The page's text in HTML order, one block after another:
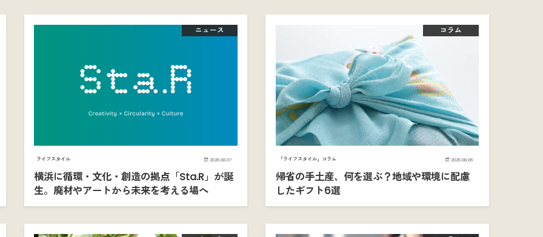
ニュース
ライフスタイル 2026.08.07
横浜に循環・文化・創造の拠点「Sta.R」が誕
生。廃材やアートから未来を考える場へ
コラム
「ライフスタイル」コラム 2026.08.06
帰省の手土産、何を選ぶ？地域や環境に配慮
したギフト6選